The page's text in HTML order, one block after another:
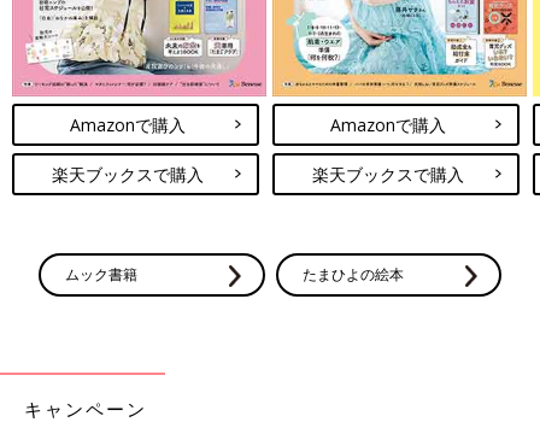
Amazonで購入
楽天ブックスで購入
Amazonで購入
楽天ブックスで購入
ムック書籍 たまひよの絵本
キャンペーン